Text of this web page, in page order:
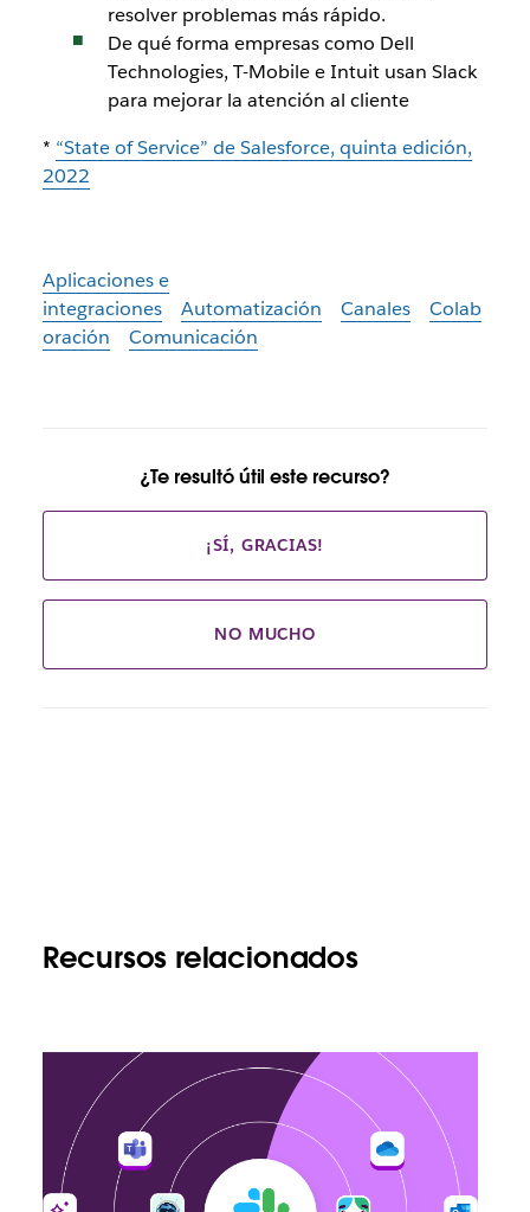
resolver problemas más rápido.
De qué forma empresas como Dell
Technologies, T-Mobile e Intuit usan Slack
para mejorar la atención al cliente
* “State of Service” de Salesforce, quinta edición,
2022
Aplicaciones e
integraciones
Automatización Canales
Colab
oración
Comunicación
¿Te resultó útil este recurso?
¡SÍ, GRACIAS!
NO MUCHO
Recursos relacionados